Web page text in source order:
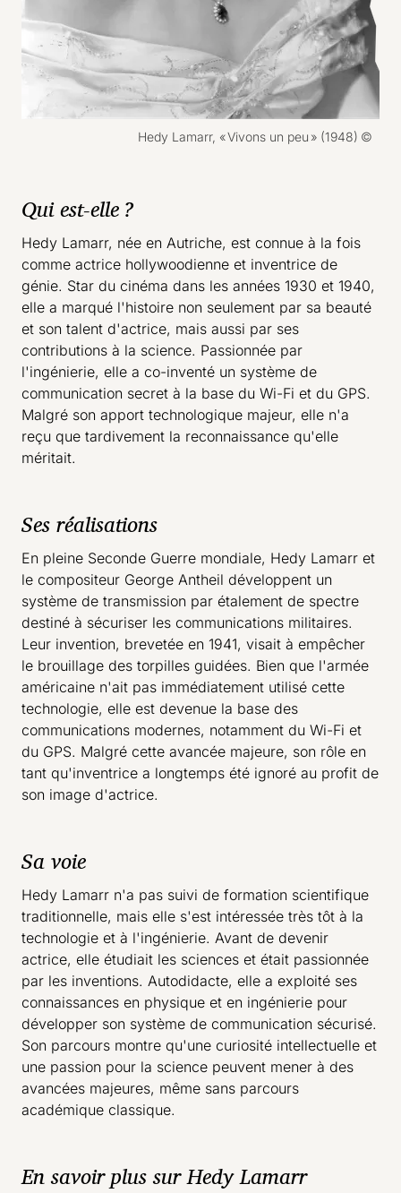
Droits réservés :
Hedy Lamarr, « Vivons un peu » (1948)
Qui est-elle ?
Hedy Lamarr, née en Autriche, est connue à la fois
comme actrice hollywoodienne et inventrice de
génie. Star du cinéma dans les années 1930 et 1940,
elle a marqué l'histoire non seulement par sa beauté
et son talent d'actrice, mais aussi par ses
contributions à la science. Passionnée par
l'ingénierie, elle a co-inventé un système de
communication secret à la base du Wi-Fi et du GPS.
Malgré son apport technologique majeur, elle n'a
reçu que tardivement la reconnaissance qu'elle
méritait.
Ses réalisations
En pleine Seconde Guerre mondiale, Hedy Lamarr et
le compositeur George Antheil développent un
système de transmission par étalement de spectre
destiné à sécuriser les communications militaires.
Leur invention, brevetée en 1941, visait à empêcher
le brouillage des torpilles guidées. Bien que l'armée
américaine n'ait pas immédiatement utilisé cette
technologie, elle est devenue la base des
communications modernes, notamment du Wi-Fi et
du GPS. Malgré cette avancée majeure, son rôle en
tant qu'inventrice a longtemps été ignoré au profit de
son image d'actrice.
Sa voie
Hedy Lamarr n'a pas suivi de formation scientifique
traditionnelle, mais elle s'est intéressée très tôt à la
technologie et à l'ingénierie. Avant de devenir
actrice, elle étudiait les sciences et était passionnée
par les inventions. Autodidacte, elle a exploité ses
connaissances en physique et en ingénierie pour
développer son système de communication sécurisé.
Son parcours montre qu'une curiosité intellectuelle et
une passion pour la science peuvent mener à des
avancées majeures, même sans parcours
académique classique.
En savoir plus sur Hedy Lamarr